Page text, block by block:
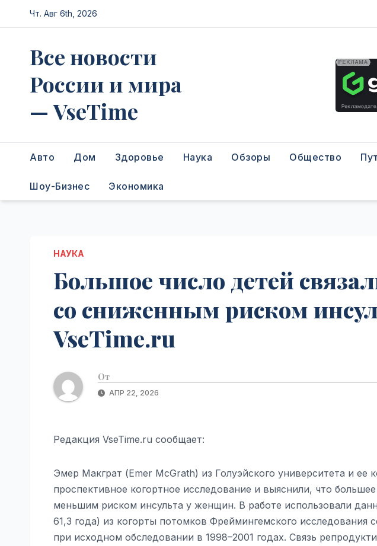
Перейти
к
Чт. Авг 6th, 2026
Все новости
России и мира
— VseTime
Авто Дом Здоровье Наука Обзоры Общество
Шоу-Бизнес Экономика
НАУКА
Большое число детей
со сниженным риском
VseTime.ru
От
АПР 22, 2026
Редакция VseTime.ru сообщает:
Эмер Макграт (Emer McGrath) из Голуэйского университета и
проспективное когортное исследование и выяснили, что
меньшим риском инсульта у женщин. В работе использовали
61,3 года) из когорты потомков Фреймингемского исследования
при исходном обследовании в 1998–2001 годах. Связь